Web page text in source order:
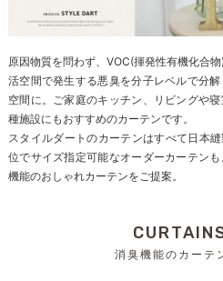
原因物質を問わず、VOC(揮発性有機化合
活空間で発生する悪臭を分子レベルで分
空間に。ご家庭のキッチン、リビングや
種施設にもおすすめのカーテンです。
スタイルダートのカーテンはすべて日本
位でサイズ指定可能なオーダーカーテン
機能のおしゃれカーテンをご提案。
消臭機能のカーテ